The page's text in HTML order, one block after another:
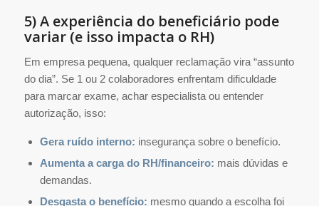
5) A experiência do beneficiário pode
variar (e isso impacta o RH)
Em empresa pequena, qualquer reclamação vira “assunto
do dia”. Se 1 ou 2 colaboradores enfrentam dificuldade
para marcar exame, achar especialista ou entender
autorização, isso:
Gera ruído interno: insegurança sobre o benefício.
Aumenta a carga do RH/financeiro: mais dúvidas e
demandas.
Desgasta o benefício: mesmo quando a escolha foi